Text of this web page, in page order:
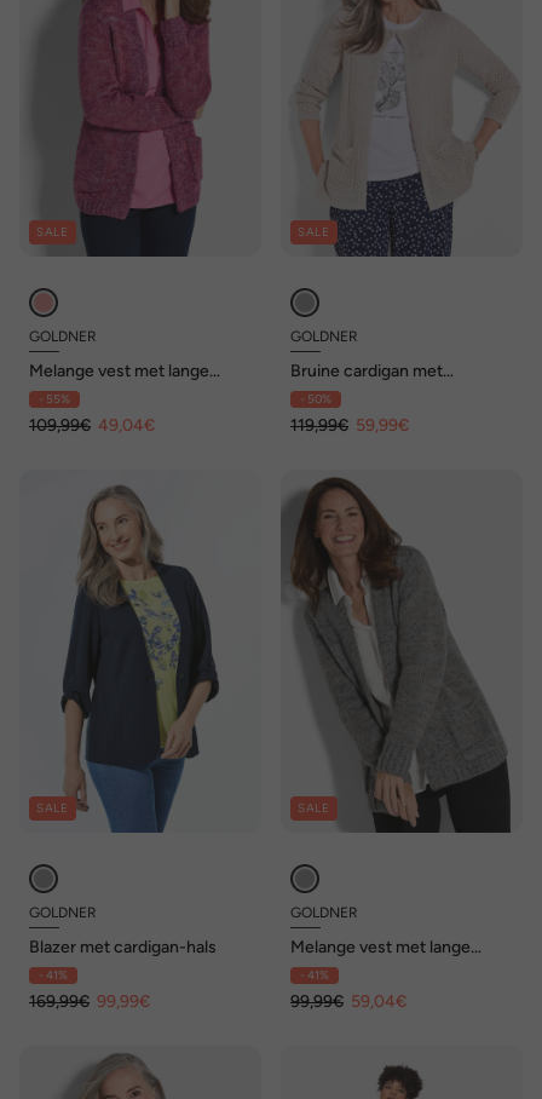
SALE
GOLDNER
Melange vest met lange
mouwen, zacht
- 55%
109,99€ 49,04€
SALE
GOLDNER
Bruine cardigan met
opengewerkt patroon, lange
mouwen
- 50%
119,99€ 59,99€
SALE
GOLDNER
Blazer met cardigan-hals
- 41%
169,99€ 99,99€
SALE
GOLDNER
Melange vest met lange
mouwen, zacht
- 41%
99,99€ 59,04€